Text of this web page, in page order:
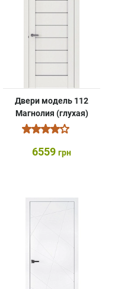
Двери модель 112
Магнолия (глухая)
6559 грн